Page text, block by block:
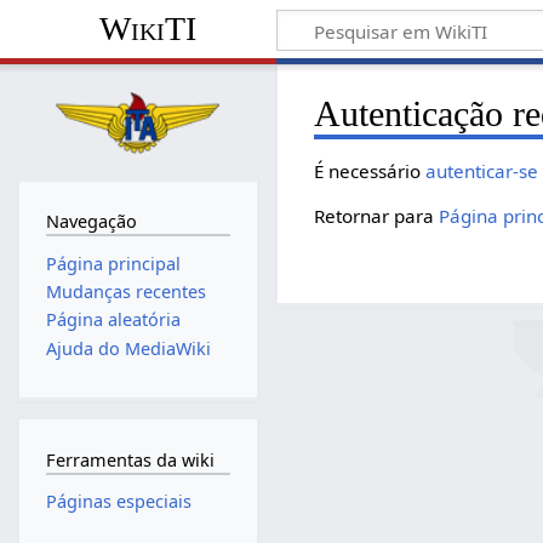
WikiTI
Autenticação
É necessárioautenticar-se
Retornar para Página
Navegação
Página principal
Mudanças recentes
Página aleatória
Ajuda do MediaWiki
Ferramentas da wiki
Páginas especiais